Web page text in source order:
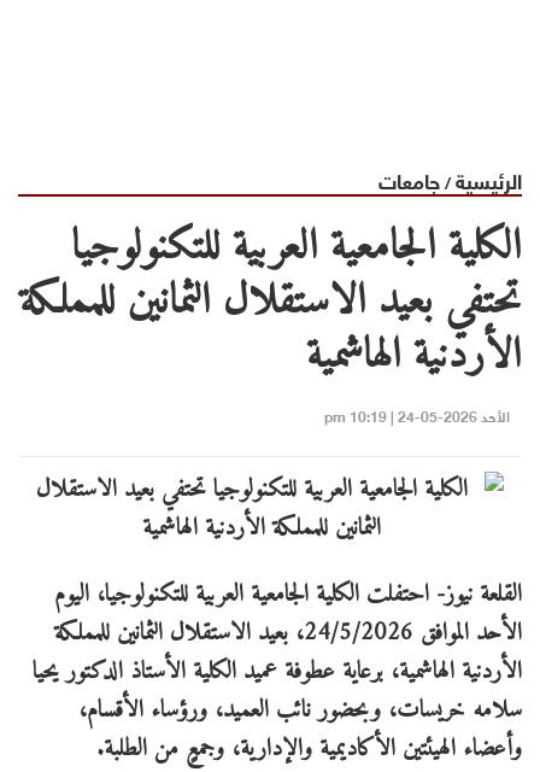
الرئيسية/جامعات
الكلية الجامعية العربية للتكنولوجيا
تحتفي بعيد الاستقلال الثمانين للمملكة
الأردنية الهاشمية
الأحد 2026-05-24 | 10:19 pm
القلعة نيوز- احتفلت الكلية الجامعية العربية للتكنولوجيا، اليوم
الأحد الموافق 24/5/2026، بعيد الاستقلال الثمانين للمملكة
الأردنية الهاشمية، برعاية عطوفة عميد الكلية الأستاذ الدكتور يحيا
سلامه خريسات، وبحضور نائب العميد، ورؤساء الأقسام،
وأعضاء الهيئتين الأكاديمية والإدارية، وجمعٍ من الطلبة.